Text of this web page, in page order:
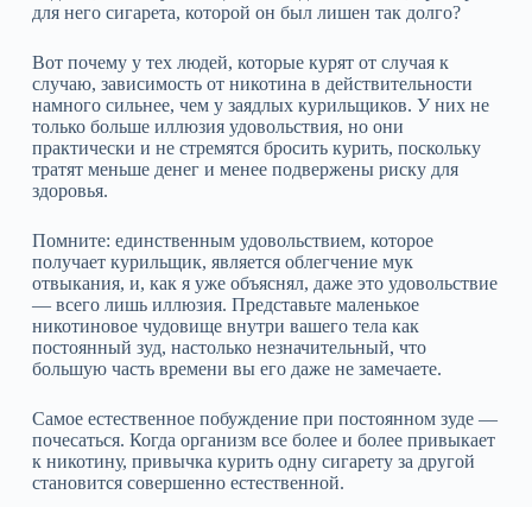
для него сигарета, которой он был лишен так долго?
Вот почему у тех людей, которые курят от случая к
случаю, зависимость от никотина в действительности
намного сильнее, чем у заядлых курильщиков. У них не
только больше иллюзия удовольствия, но они
практически и не стремятся бросить курить, поскольку
тратят меньше денег и менее подвержены риску для
здоровья.
Помните: единственным удовольствием, которое
получает курильщик, является облегчение мук
отвыкания, и, как я уже объяснял, даже это удовольствие
— всего лишь иллюзия. Представьте маленькое
никотиновое чудовище внутри вашего тела как
постоянный зуд, настолько незначительный, что
большую часть времени вы его даже не замечаете.
Самое естественное побуждение при постоянном зуде —
почесаться. Когда организм все более и более привыкает
к никотину, привычка курить одну сигарету за другой
становится совершенно естественной.